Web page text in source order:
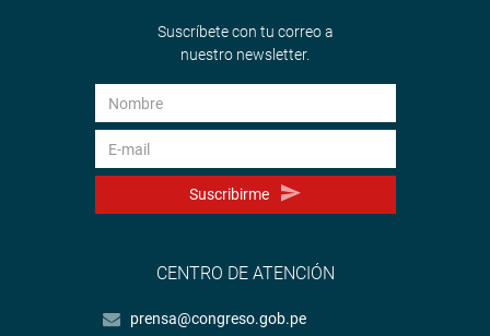
Suscríbete con tu correo a
nuestro newsletter.
Suscribirme
CENTRO DE ATENCIÓN
prensa@congreso.gob.pe